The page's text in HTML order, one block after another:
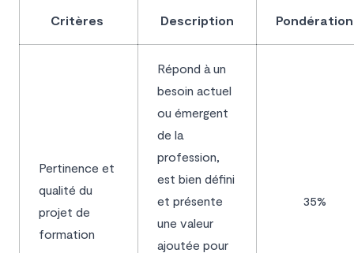
Critères Description Pondération
Pertinence et
qualité du
projet de
formation
Répond à un
besoin actuel
ou émergent
de la
profession,
est bien défini
et présente
une valeur
ajoutée pour
35%